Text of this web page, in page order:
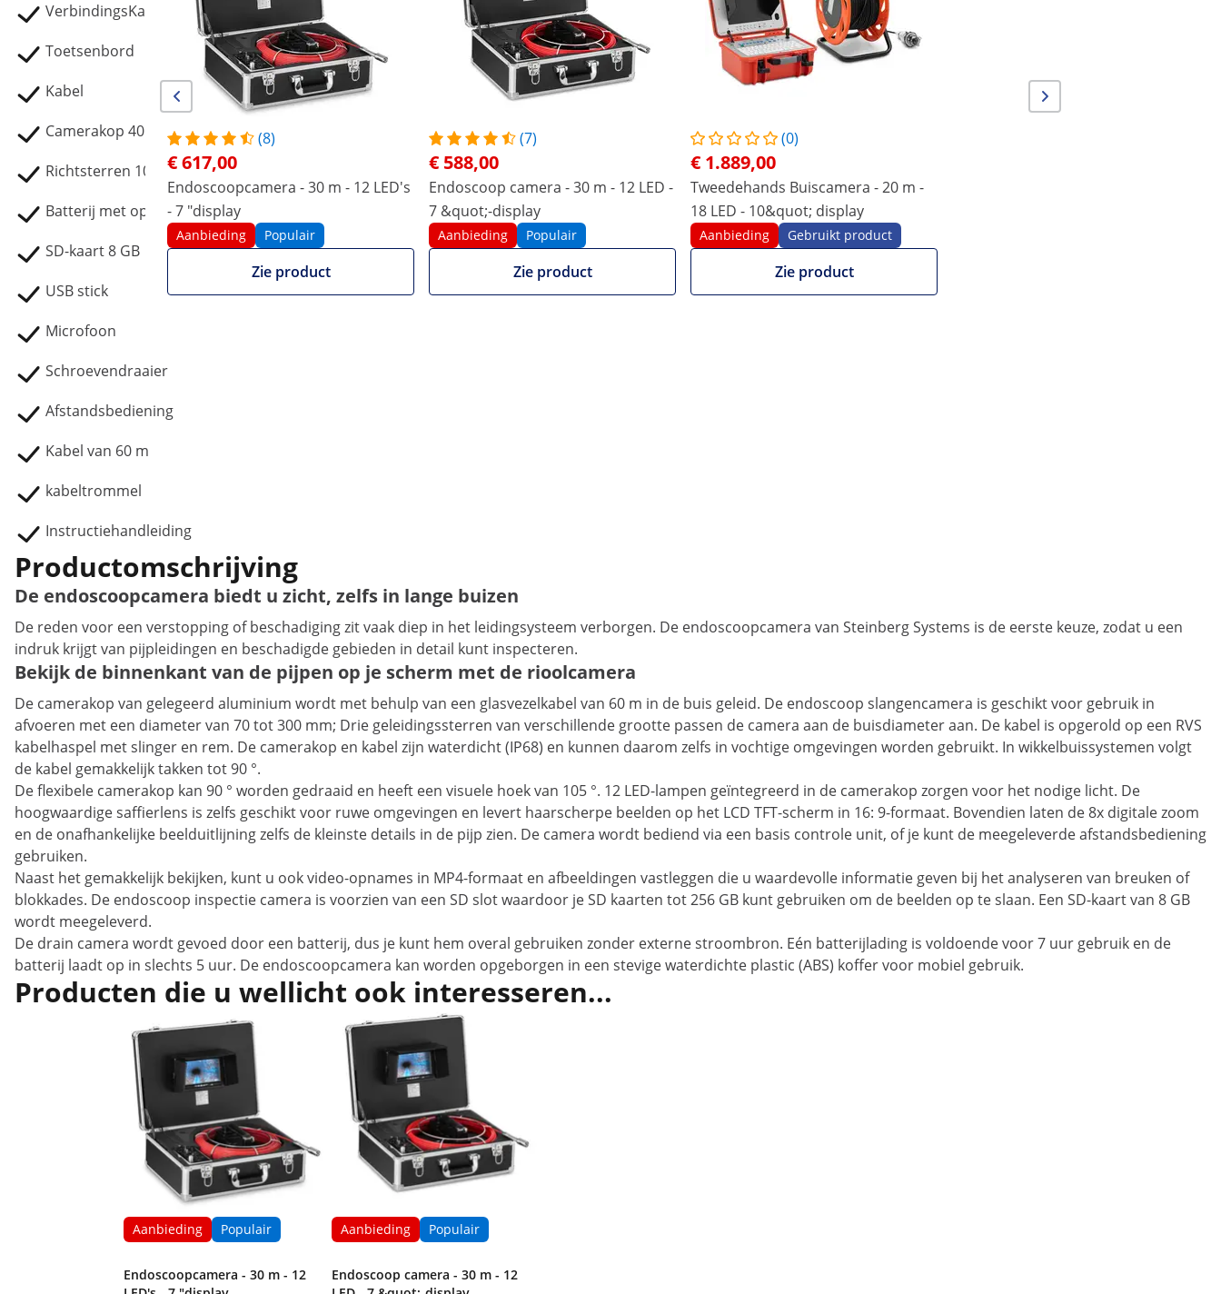
VerbindingsKabel
Toetsenbord
Kabel
Camerakop 40 mm
Richtsterren 100, 140, 220 mm
Batterij met oplader
SD-kaart 8 GB
USB stick
Microfoon
Schroevendraaier
Afstandsbediening
Kabel van 60 m
kabeltrommel
Instructiehandleiding
(8)
€ 617,00
Endoscoopcamera - 30 m - 12 LED's
- 7 "display
Aanbieding Populair
Zie product
(7)
€ 588,00
Endoscoop camera - 30 m - 12 LED -
7 &quot;-display
Aanbieding Populair
Zie product
(0)
€ 1.889,00
Tweedehands Buiscamera - 20 m -
18 LED - 10&quot; display
Aanbieding Gebruikt product
Zie product
Productomschrijving
De endoscoopcamera biedt u zicht, zelfs in lange buizen
De reden voor een verstopping of beschadiging zit vaak diep in het leidingsysteem verborgen. De endoscoopcamera van Steinberg Systems is de eerste keuze, zodat u een
indruk krijgt van pijpleidingen en beschadigde gebieden in detail kunt inspecteren.
Bekijk de binnenkant van de pijpen op je scherm met de rioolcamera
De camerakop van gelegeerd aluminium wordt met behulp van een glasvezelkabel van 60 m in de buis geleid. De endoscoop slangencamera is geschikt voor gebruik in
afvoeren met een diameter van 70 tot 300 mm; Drie geleidingssterren van verschillende grootte passen de camera aan de buisdiameter aan. De kabel is opgerold op een RVS
kabelhaspel met slinger en rem. De camerakop en kabel zijn waterdicht (IP68) en kunnen daarom zelfs in vochtige omgevingen worden gebruikt. In wikkelbuissystemen volgt
de kabel gemakkelijk takken tot 90 °.
De flexibele camerakop kan 90 ° worden gedraaid en heeft een visuele hoek van 105 °. 12 LED-lampen geïntegreerd in de camerakop zorgen voor het nodige licht. De
hoogwaardige saffierlens is zelfs geschikt voor ruwe omgevingen en levert haarscherpe beelden op het LCD TFT-scherm in 16: 9-formaat. Bovendien laten de 8x digitale zoom
en de onafhankelijke beelduitlijning zelfs de kleinste details in de pijp zien. De camera wordt bediend via een basis controle unit, of je kunt de meegeleverde afstandsbediening
gebruiken.
Naast het gemakkelijk bekijken, kunt u ook video-opnames in MP4-formaat en afbeeldingen vastleggen die u waardevolle informatie geven bij het analyseren van breuken of
blokkades. De endoscoop inspectie camera is voorzien van een SD slot waardoor je SD kaarten tot 256 GB kunt gebruiken om de beelden op te slaan. Een SD-kaart van 8 GB
wordt meegeleverd.
De drain camera wordt gevoed door een batterij, dus je kunt hem overal gebruiken zonder externe stroombron. Eén batterijlading is voldoende voor 7 uur gebruik en de
batterij laadt op in slechts 5 uur. De endoscoopcamera kan worden opgeborgen in een stevige waterdichte plastic (ABS) koffer voor mobiel gebruik.
Producten die u wellicht ook interesseren...
Aanbieding Populair
Endoscoopcamera - 30 m - 12
Aanbieding Populair
Endoscoop camera - 30 m - 12